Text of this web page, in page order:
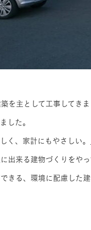
を主として工事してき
した。
しく、家計にもやさしい
出来る建物づくりをやっ
きる、環境に配慮した